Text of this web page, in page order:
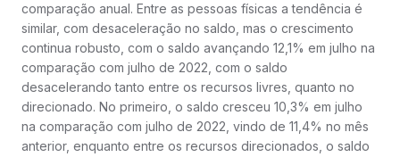
comparação anual. Entre as pessoas físicas a tendência é
similar, com desaceleração no saldo, mas o crescimento
continua robusto, com o saldo avançando 12,1% em julho na
comparação com julho de 2022, com o saldo
desacelerando tanto entre os recursos livres, quanto no
direcionado. No primeiro, o saldo cresceu 10,3% em julho
na comparação com julho de 2022, vindo de 11,4% no mês
anterior, enquanto entre os recursos direcionados, o saldo